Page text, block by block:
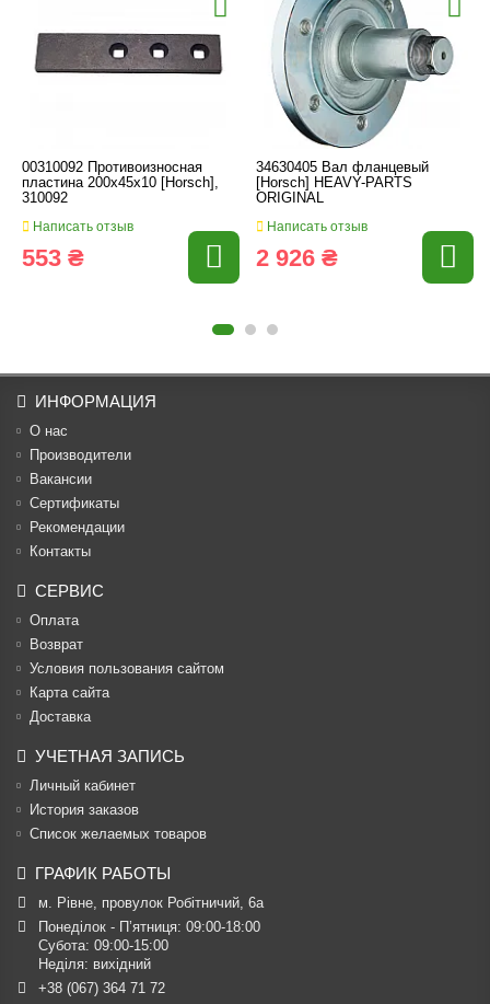
00310092 Противоизносная
пластина 200x45x10 [Horsch],
310092
Написать отзыв
553 ₴
34630405 Вал фланцевый
[Horsch] HEAVY-PARTS
ORIGINAL
Написать отзыв
2 926 ₴
ИНФОРМАЦИЯ
О нас
Производители
Вакансии
Cертификаты
Рекомендации
Контакты
СЕРВИС
Оплата
Возврат
Условия пользования сайтом
Карта сайта
Доставка
УЧЕТНАЯ ЗАПИСЬ
Личный кабинет
История заказов
Список желаемых товаров
ГРАФИК РАБОТЫ
м. Рівне, провулок Робітничий, 6а
Понеділок - П’ятниця: 09:00-18:00
Субота: 09:00-15:00
Неділя: вихідний
+38 (067) 364 71 72